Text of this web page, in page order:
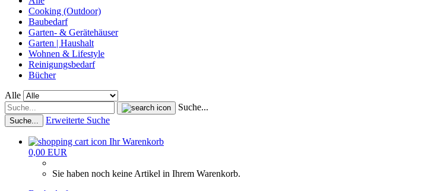
Cooking (Outdoor)
Baubedarf
Garten- & Gerätehäuser
Garten | Haushalt
Wohnen & Lifestyle
Reinigungsbedarf
Bücher
Alle
Suche...
Suche... Erweiterte Suche
Ihr Warenkorb
0,00 EUR
Sie haben noch keine Artikel in Ihrem Warenkorb.